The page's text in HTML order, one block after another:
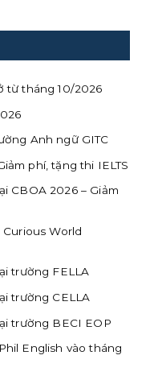
từ tháng 10/2026
Anh ngữ GITC
phí, tặng thi IELTS
CBOA 2026 – Giảm
World
trường FELLA
trường CELLA
trường BECI EOP
English vào tháng